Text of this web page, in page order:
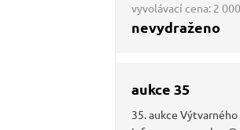
vyvolávací cena: 2
nevydraženo
aukce 35
35. aukce